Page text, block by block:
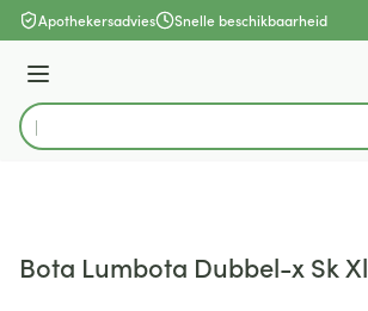
Ga naar de inhoud
Apothekersadvies Snelle beschikbaarheid
Menu
Product, merk, categorie...
Bota Lumbota Dubbel-x Sk Xl